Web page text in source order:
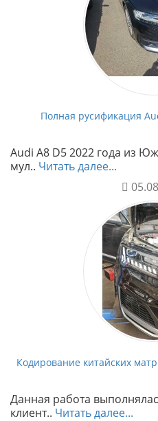
Полная русификация
Audi A8 D5 2022 года из
мул.. Читать далее...
Кодирование китайских
Данная работа
клиент.. Читать далее...